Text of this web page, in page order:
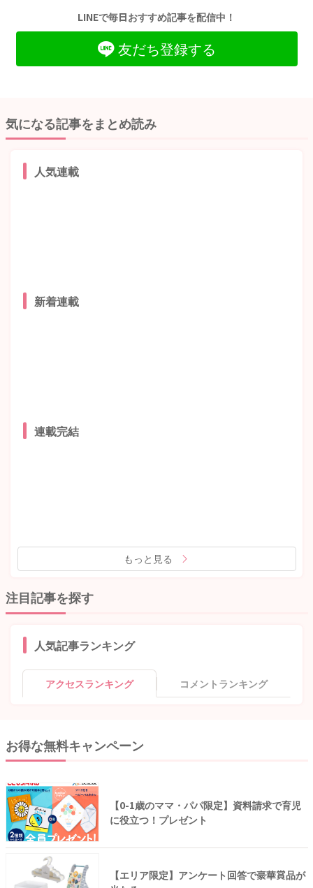
LINEで毎日おすすめ記事を配信中！
友だち登録する
気になる記事をまとめ読み
人気連載
新着連載
連載完結
もっと見る
注目記事を探す
人気記事ランキング
アクセスランキング コメントランキング
お得な無料キャンペーン
【0-1歳のママ・パパ限定】資料請求で育児
に役立つ！プレゼント
【エリア限定】アンケート回答で豪華賞品が